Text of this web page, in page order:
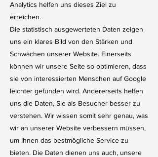
Analytics helfen uns dieses Ziel zu
erreichen.
Die statistisch ausgewerteten Daten zeigen
uns ein klares Bild von den Stärken und
Schwächen unserer Website. Einerseits
können wir unsere Seite so optimieren, dass
sie von interessierten Menschen auf Google
leichter gefunden wird. Andererseits helfen
uns die Daten, Sie als Besucher besser zu
verstehen. Wir wissen somit sehr genau, was
wir an unserer Website verbessern müssen,
um Ihnen das bestmögliche Service zu
bieten. Die Daten dienen uns auch, unsere